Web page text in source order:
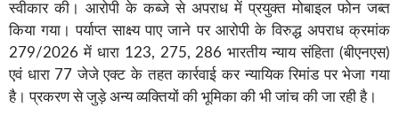
स्वीकार की। आरोपी के कब्जे से अपराध में प्रयुक्त मोबाइल फोन जब्त
किया गया। पर्याप्त साक्ष्य पाए जाने पर आरोपी के विरुद्ध अपराध क्रमांक
279/2026 में धारा 123, 275, 286 भारतीय न्याय संहिता (बीएनएस)
एवं धारा 77 जेजे एक्ट के तहत कार्रवाई कर न्यायिक रिमांड पर भेजा गया
है। प्रकरण से जुड़े अन्य व्यक्तियों की भूमिका की भी जांच की जा रही है।